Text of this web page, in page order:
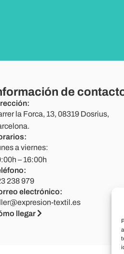
de
la Forca, 13, 08319 Dosrius,
a viernes:
– 16:00h
238 979
electrónico:
textil.es
llegar